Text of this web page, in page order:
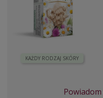
KAŻDY RODZAJ SKÓRY